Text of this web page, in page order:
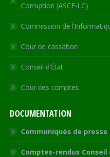
Corruption (ASCE-LC)
Commission de
Cour de cassation
Conseil d’État
Cour des comptes
DOCUMENTATION
Communiqués de presse
Comptes-rendus